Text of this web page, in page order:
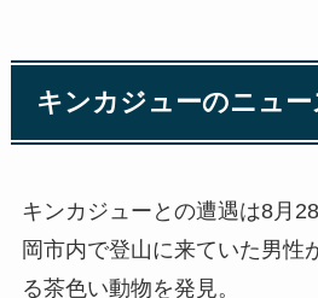
キンカジューのニュー
キンカジューとの遭遇は8月
岡市内で登山に来ていた男性
る茶色い動物を発見。